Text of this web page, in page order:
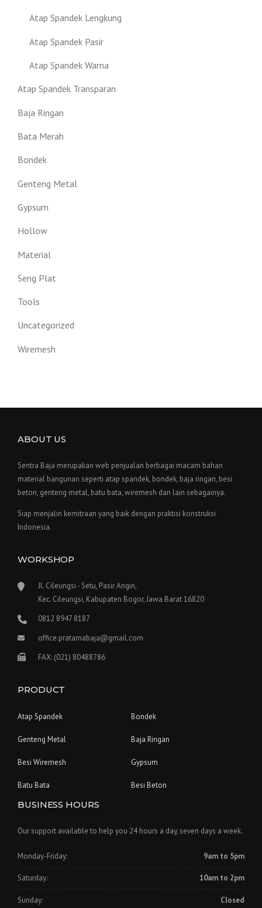
Atap Spandek Lengkung
Atap Spandek Pasir
Atap Spandek Warna
Atap Spandek Transparan
Baja Ringan
Bata Merah
Bondek
Genteng Metal
Gypsum
Hollow
Material
Seng Plat
Tools
Uncategorized
Wiremesh
ABOUT US
Sentra Baja merupakan web penjualan berbagai macam bahan
material bangunan seperti atap spandek, bondek, baja ringan, besi
beton, genteng metal, batu bata, wiremesh dan lain sebagainya.
Siap menjalin kemitraan yang baik dengan praktisi konstruksi
Indonesia.
WORKSHOP
Jl. Cileungsi - Setu, Pasir Angin,
Kec. Cileungsi, Kabupaten Bogor, Jawa Barat 16820
0812 8947 8187
office.pratamabaja@gmail.com
FAX: (021) 80488786
PRODUCT
Atap Spandek Bondek
Genteng Metal Baja Ringan
Besi Wiremesh Gypsum
Batu Bata Besi Beton
BUSINESS HOURS
Our support available to help you 24 hours a day, seven days a week.
Monday-Friday: 9am to 5pm
Saturday: 10am to 2pm
Sunday: Closed